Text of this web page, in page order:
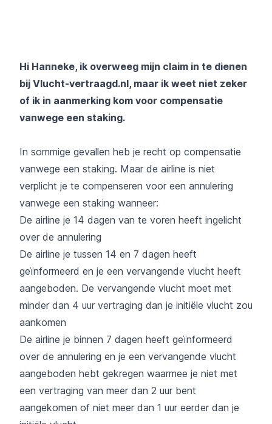
Hi Hanneke, ik overweeg mijn claim in te dienen
bij Vlucht-vertraagd.nl, maar ik weet niet zeker
of ik in aanmerking kom voor compensatie
vanwege een staking.
In sommige gevallen heb je recht op compensatie
vanwege een staking. Maar de airline is niet
verplicht je te compenseren voor een annulering
vanwege een staking wanneer:
De airline je 14 dagen van te voren heeft ingelicht
over de annulering
De airline je tussen 14 en 7 dagen heeft
geïnformeerd en je een vervangende vlucht heeft
aangeboden. De vervangende vlucht moet met
minder dan 4 uur vertraging dan je initiële vlucht zou
aankomen
De airline je binnen 7 dagen heeft geïnformeerd
over de annulering en je een vervangende vlucht
aangeboden hebt gekregen waarmee je niet met
een vertraging van meer dan 2 uur bent
aangekomen of niet meer dan 1 uur eerder dan je